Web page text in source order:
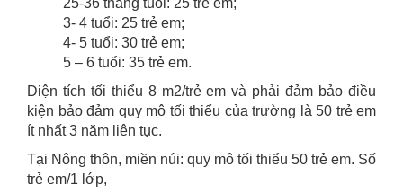
3- 4 tuổi: 25 trẻ em;
4- 5 tuổi: 30 trẻ em;
5 – 6 tuổi: 35 trẻ em.
Diện tích tối thiểu 8 m2/trẻ em và phải đảm bảo điều
kiện bảo đảm quy mô tối thiểu của trường là 50 trẻ em
ít nhất 3 năm liên tục.
Tại Nông thôn, miền núi: quy mô tối thiểu 50 trẻ em. Số
trẻ em/1 lớp,